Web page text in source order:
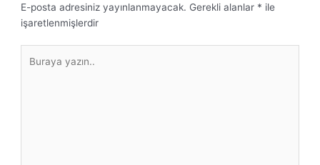
E-posta adresiniz yayınlanmayacak. Gerekli alanlar * ile
işaretlenmişlerdir
yazın..